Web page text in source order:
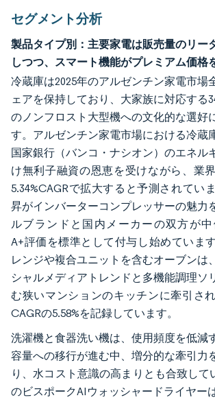
セグメント分析
製品タイプ別：主要家電は販売量のリー
しつつ、スマート機能がプレミアム価格
冷蔵庫は2025年のアルゼンチン家電市場
ェアを保持しており、大家族に対応する
のノンフロスト大型機への文化的な選好
す。アルゼンチン家電市場における冷蔵
国家銀行（バンコ・ナシオン）のエネル
け無利子融資の恩恵を受けながら、業
5.34%CAGRで拡大すると予測されてい
昇がインバーターコンプレッサーの魅力
ルブランドと国内メーカーの双方が
A+評価を標準として付与し始めていま
レンジや複合ユニットを含むオーブンは
シャルメディアトレンドと多機能調理ソ
む狭いマンションのキッチンに牽引さ
CAGRの5.58%を記録しています。
洗濯機と食器洗い機は、使用頻度を低減
容量への移行が進む中、増分的な牽引力
り、水コスト意識の高まりとも合致して
のビスポークAIウォッシャードライヤー